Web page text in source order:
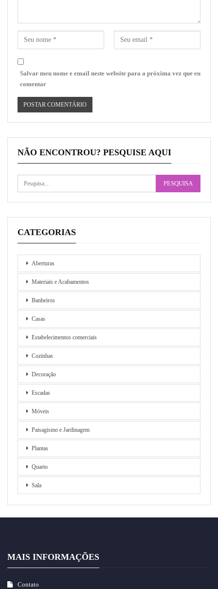
Salvar meu nome e email neste website para a próxima vez que eu
comentar
NÃO ENCONTROU? PESQUISE AQUI
CATEGORIAS
Aberturas
Materiais e Acabamentos
Banheiros
Casas
Estabelecimentos comerciais
Cozinhas
Decoração
Escadas
Móveis
Paisagismo e Jardinagem
Plantas
Quarto
Sala
MAIS INFORMAÇÕES
Contato